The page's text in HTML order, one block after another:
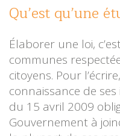
Qu’est qu’une
Élaborer une loi,
communes
citoyens. Pour
connaissance de
du 15 avril 2009
Gouvernement à